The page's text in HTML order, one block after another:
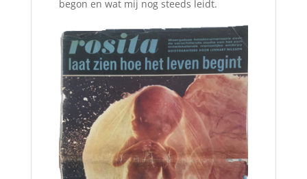
begon en wat mij nog steeds leidt.